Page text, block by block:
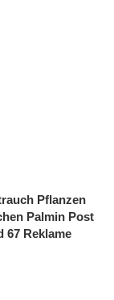
Pflanzen
Palmin Post
67 Reklame